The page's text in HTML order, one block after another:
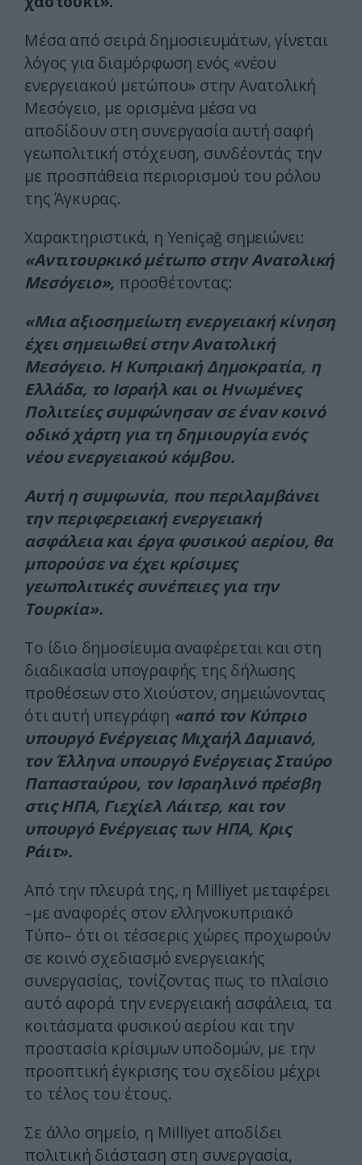
Μέσα από σειρά δημοσιευμάτων, γίνεται
λόγος για διαμόρφωση ενός «νέου
ενεργειακού μετώπου» στην Ανατολική
Μεσόγειο, με ορισμένα μέσα να
αποδίδουν στη συνεργασία αυτή σαφή
γεωπολιτική στόχευση, συνδέοντάς την
με προσπάθεια περιορισμού του ρόλου
της Άγκυρας.
Χαρακτηριστικά, η Yeniçağ σημειώνει:
«Αντιτουρκικό μέτωπο στην Ανατολική
Μεσόγειο», προσθέτοντας:
«Μια αξιοσημείωτη ενεργειακή κίνηση
έχει σημειωθεί στην Ανατολική
Μεσόγειο. Η Κυπριακή Δημοκρατία, η
Ελλάδα, το Ισραήλ και οι Ηνωμένες
Πολιτείες συμφώνησαν σε έναν κοινό
οδικό χάρτη για τη δημιουργία ενός
νέου ενεργειακού κόμβου.
Αυτή η συμφωνία, που περιλαμβάνει
την περιφερειακή ενεργειακή
ασφάλεια και έργα φυσικού αερίου, θα
μπορούσε να έχει κρίσιμες
γεωπολιτικές συνέπειες για την
Τουρκία».
Το ίδιο δημοσίευμα αναφέρεται και στη
διαδικασία υπογραφής της δήλωσης
προθέσεων στο Χιούστον, σημειώνοντας
ότι αυτή υπεγράφη «από τον Κύπριο
υπουργό Ενέργειας Μιχαήλ Δαμιανό,
τον Έλληνα υπουργό Ενέργειας Σταύρο
Παπασταύρου, τον Ισραηλινό πρέσβη
στις ΗΠΑ, Γιεχίελ Λάιτερ, και τον
υπουργό Ενέργειας των ΗΠΑ, Κρις
Ράιτ».
Από την πλευρά της, η Milliyet μεταφέρει
–με αναφορές στον ελληνοκυπριακό
Τύπο– ότι οι τέσσερις χώρες προχωρούν
σε κοινό σχεδιασμό ενεργειακής
συνεργασίας, τονίζοντας πως το πλαίσιο
αυτό αφορά την ενεργειακή ασφάλεια, τα
κοιτάσματα φυσικού αερίου και την
προστασία κρίσιμων υποδομών, με την
προοπτική έγκρισης του σχεδίου μέχρι
το τέλος του έτους.
Σε άλλο σημείο, η Milliyet αποδίδει
πολιτική διάσταση στη συνεργασία,